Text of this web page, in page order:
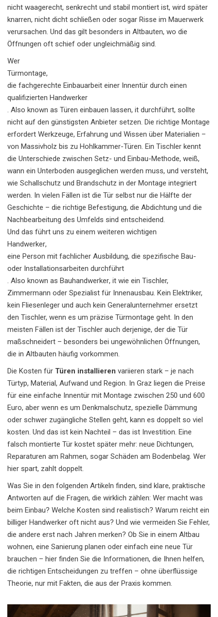
nicht waagerecht, senkrecht und stabil montiert ist, wird später
knarren, nicht dicht schließen oder sogar Risse im Mauerwerk
verursachen. Und das gilt besonders in Altbauten, wo die
Öffnungen oft schief oder ungleichmäßig sind.
Wer
Türmontage,
die fachgerechte Einbauarbeit einer Innentür durch einen
qualifizierten Handwerker
. Also known as Türen einbauen lassen, it durchführt, sollte
nicht auf den günstigsten Anbieter setzen. Die richtige Montage
erfordert Werkzeuge, Erfahrung und Wissen über Materialien –
von Massivholz bis zu Hohlkammer-Türen. Ein Tischler kennt
die Unterschiede zwischen Setz- und Einbau-Methode, weiß,
wann ein Unterboden ausgeglichen werden muss, und versteht,
wie Schallschutz und Brandschutz in der Montage integriert
werden. In vielen Fällen ist die Tür selbst nur die Hälfte der
Geschichte – die richtige Befestigung, die Abdichtung und die
Nachbearbeitung des Umfelds sind entscheidend.
Und das führt uns zu einem weiteren wichtigen
Handwerker,
eine Person mit fachlicher Ausbildung, die spezifische Bau-
oder Installationsarbeiten durchführt
. Also known as Bauhandwerker, it wie ein Tischler,
Zimmermann oder Spezialist für Innenausbau. Kein Elektriker,
kein Fliesenleger und auch kein Generalunternehmer ersetzt
den Tischler, wenn es um präzise Türmontage geht. In den
meisten Fällen ist der Tischler auch derjenige, der die Tür
maßschneidert – besonders bei ungewöhnlichen Öffnungen,
die in Altbauten häufig vorkommen.
Die Kosten für Türen installieren variieren stark – je nach
Türtyp, Material, Aufwand und Region. In Graz liegen die Preise
für eine einfache Innentür mit Montage zwischen 250 und 600
Euro, aber wenn es um Denkmalschutz, spezielle Dämmung
oder schwer zugängliche Stellen geht, kann es doppelt so viel
kosten. Und das ist kein Nachteil – das ist Investition. Eine
falsch montierte Tür kostet später mehr: neue Dichtungen,
Reparaturen am Rahmen, sogar Schäden am Bodenbelag. Wer
hier spart, zahlt doppelt.
Was Sie in den folgenden Artikeln finden, sind klare, praktische
Antworten auf die Fragen, die wirklich zählen: Wer macht was
beim Einbau? Welche Kosten sind realistisch? Warum reicht ein
billiger Handwerker oft nicht aus? Und wie vermeiden Sie Fehler,
die andere erst nach Jahren merken? Ob Sie in einem Altbau
wohnen, eine Sanierung planen oder einfach eine neue Tür
brauchen – hier finden Sie die Informationen, die Ihnen helfen,
die richtigen Entscheidungen zu treffen – ohne überflüssige
Theorie, nur mit Fakten, die aus der Praxis kommen.